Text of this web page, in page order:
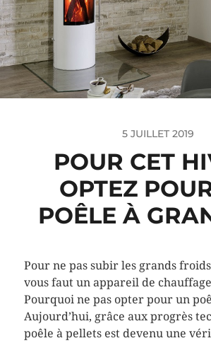
5 JUILLET 2019
POUR CET
OPTEZ
POÊLE À
Pour ne pas subir les grands
vous faut un appareil de
Pourquoi ne pas opter pour un
Aujourd’hui, grâce aux progrès
poêle à pellets est devenu une